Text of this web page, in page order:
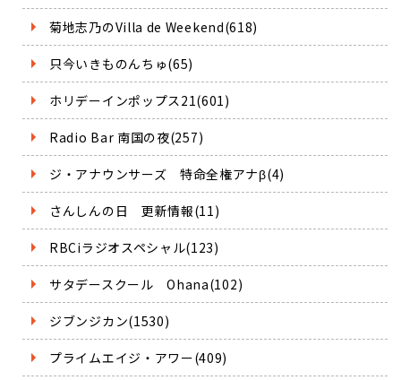
菊地志乃のVilla de Weekend(618)
只今いきものんちゅ(65)
ホリデーインポップス21(601)
Radio Bar 南国の夜(257)
ジ・アナウンサーズ 特命全権アナβ(4)
さんしんの日 更新情報(11)
RBCiラジオスペシャル(123)
サタデースクール Ohana(102)
ジブンジカン(1530)
プライムエイジ・アワー(409)